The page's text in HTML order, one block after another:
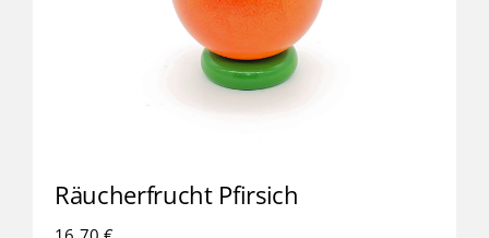
Räucherfrucht Pfirsich